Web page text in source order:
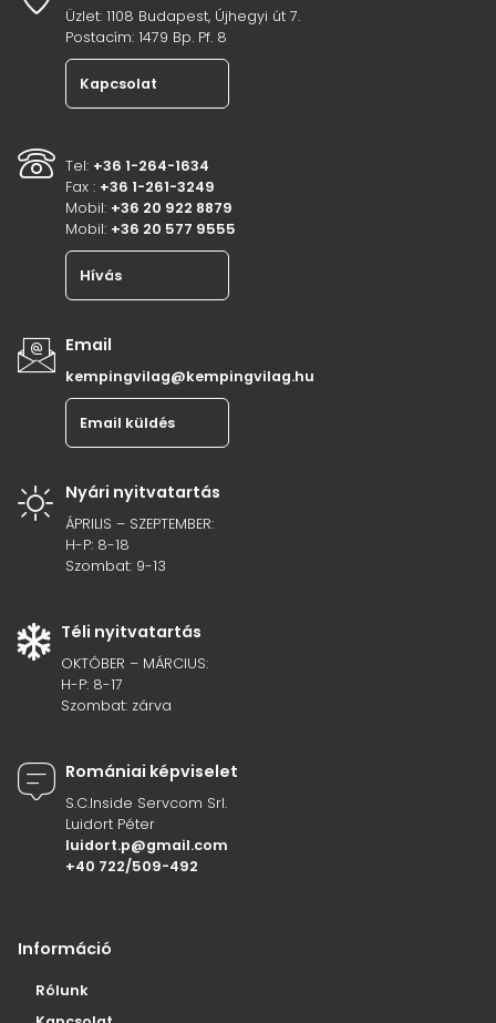
Üzlet: 1108 Budapest, Újhegyi út 7.
Postacím: 1479 Bp. Pf. 8
Kapcsolat
Tel: +36 1-264-1634
Fax : +36 1-261-3249
Mobil: +36 20 922 8879
Mobil: +36 20 577 9555
Hívás
Email
kempingvilag@kempingvilag.hu
Email küldés
Nyári nyitvatartás
ÁPRILIS – SZEPTEMBER:
H-P: 8-18
Szombat: 9-13
Téli nyitvatartás
OKTÓBER – MÁRCIUS:
H-P: 8-17
Szombat: zárva
Romániai képviselet
S.C.Inside Servcom Srl.
Luidort Péter
luidort.p@gmail.com
+40 722/509-492
Információ
Rólunk